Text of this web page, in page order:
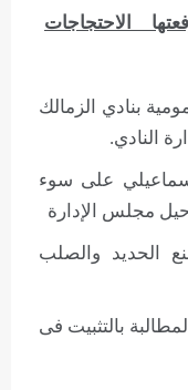
الاحتجاجات
بنادي الزمالك
النادي.
على سوء
مجلس الإدارة
الحديد والصلب
بالتثبيت فى